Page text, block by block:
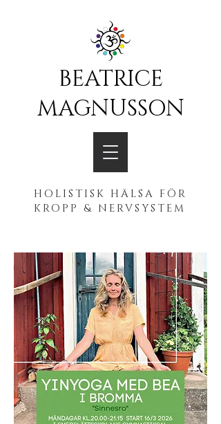
BEATRICE
MAGNUSSON
HOLISTISK HÄLSA FÖR
KROPP & NERVSYSTEM